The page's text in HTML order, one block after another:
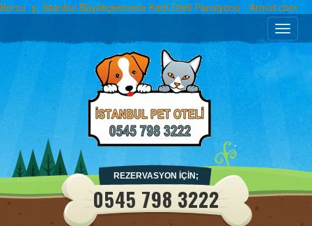
Burcu .ş. İstanbul Büyükçekmece Kedi Oteli Pansiyonu - Armut.com
Toggle
REZERVASYON İÇİN;
0545 798 3222